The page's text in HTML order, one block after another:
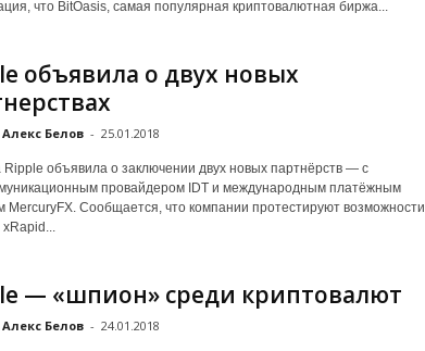
что BitOasis, самая популярная криптовалютная биржа...
объявила о двух новых
Алекс Белов - 25.01.2018
Ripple объявила о заключении двух новых партнёрств — с
провайдером IDT и международным платёжным
MercuryFX. Сообщается, что компании протестируют возможности
— «шпион» среди криптовалют
Алекс Белов - 24.01.2018